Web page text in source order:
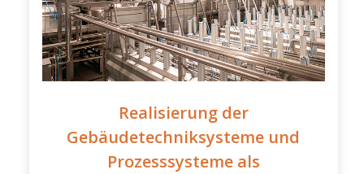
Realisierung der
Gebäudetechniksysteme und
Prozesssysteme als